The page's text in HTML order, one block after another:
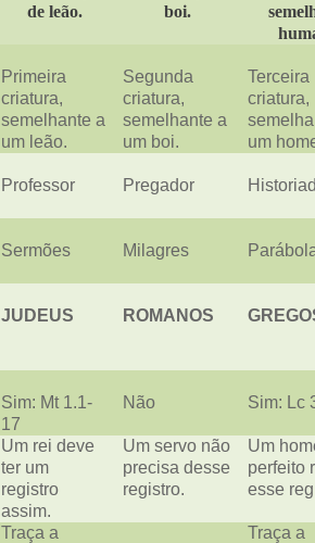
de leão.
boi.
Primeira
criatura,
semelhante a
um leão.
Segunda
criatura,
semelhante a
um boi.
Terceira
criatura,
um
Professor Pregador
Sermões Milagres
JUDEUS ROMANOS
Sim: Mt 1.1-
17
Não Sim: Lc
Um rei deve
ter um
registro
assim.
Um servo não
precisa desse
registro.
Um
perfeito
esse
Traça a
Traça a